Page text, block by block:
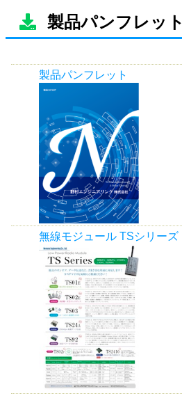
製品パンフレット